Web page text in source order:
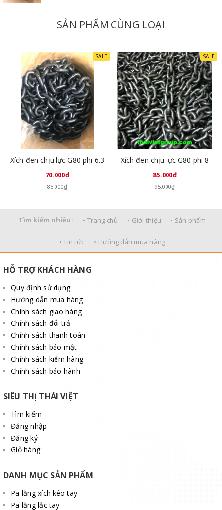
SẢN PHẨM CÙNG LOẠI
SALE
Xích đen chịu lực G80 phi 6.3
70.000₫
85.000₫
SALE
Xích đen chịu lực G80 phi 8
85.000₫
95.000₫
Tìm kiếm nhiều: • Trang chủ • Giới thiệu • Sản phẩm
• Tin tức • Hướng dẫn mua hàng
HỖ TRỢ KHÁCH HÀNG
Quy định sử dụng
Hướng dẫn mua hàng
Chính sách giao hàng
Chính sách đổi trả
Chính sách thanh toán
Chính sách bảo mật
Chính sách kiểm hàng
Chính sách bảo hành
SIÊU THỊ THÁI VIỆT
Tìm kiếm
Đăng nhập
Đăng ký
Giỏ hàng
DANH MỤC SẢN PHẨM
Pa lăng xích kéo tay
Pa lăng lắc tay